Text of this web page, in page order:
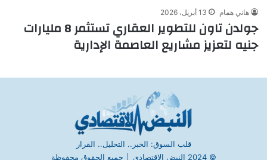
هاني همام 13 أبريل، 2026
جولدن تاون للتطوير العقاري تستثمر 8 مليارات
جنيه لتعزيز مشاريع العاصمة الإدارية
قلب السوق: الخبر.. التحليل.. القرار
© 2024 النبض الاقتصادي
جميع الحقوق محفوظة